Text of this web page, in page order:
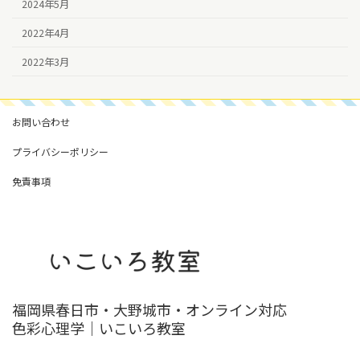
2024年5月
2022年4月
2022年3月
お問い合わせ
プライバシーポリシー
免責事項
福岡県春日市・大野城市・オンライン対応
色彩心理学｜いこいろ教室